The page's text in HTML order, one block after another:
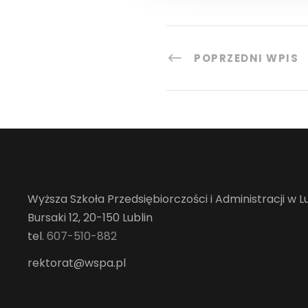
POPRZEDNI WPIS
Wyższa Szkoła Przedsiębiorczości i Administracji w
Bursaki 12, 20-150 Lublin
tel. 607-510-882
rektorat@wspa.pl